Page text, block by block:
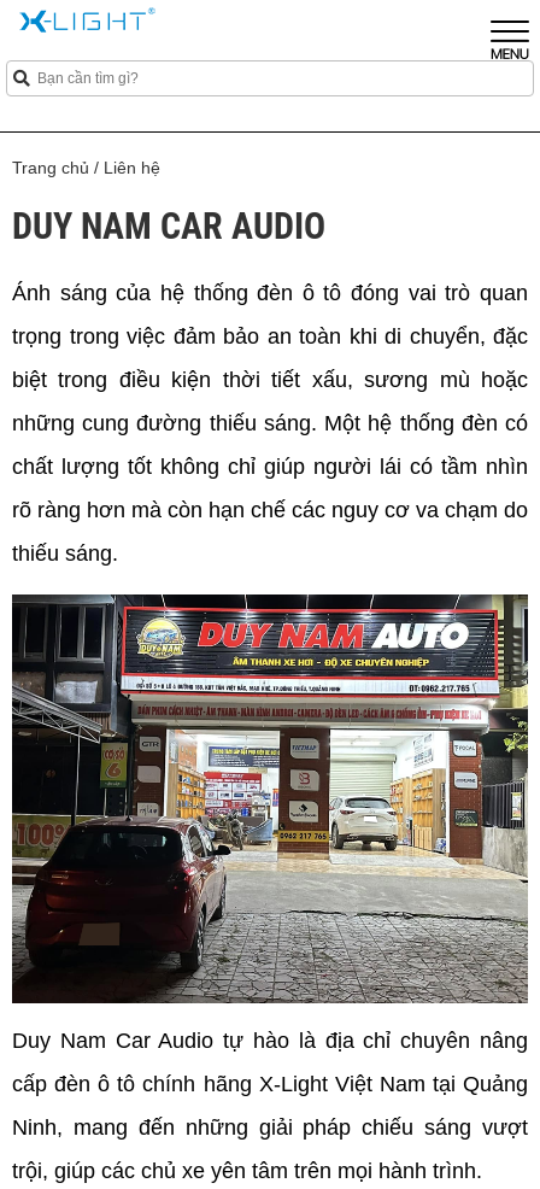
Trang chủ / Liên hệ
DUY NAM CAR AUDIO
Ánh sáng của hệ thống đèn ô tô đóng vai trò quan
trọng trong việc đảm bảo an toàn khi di chuyển, đặc
biệt trong điều kiện thời tiết xấu, sương mù hoặc
những cung đường thiếu sáng. Một hệ thống đèn có
chất lượng tốt không chỉ giúp người lái có tầm nhìn
rõ ràng hơn mà còn hạn chế các nguy cơ va chạm do
thiếu sáng.
Duy Nam Car Audio tự hào là địa chỉ chuyên nâng
cấp đèn ô tô chính hãng X-Light Việt Nam tại Quảng
Ninh, mang đến những giải pháp chiếu sáng vượt
trội, giúp các chủ xe yên tâm trên mọi hành trình.